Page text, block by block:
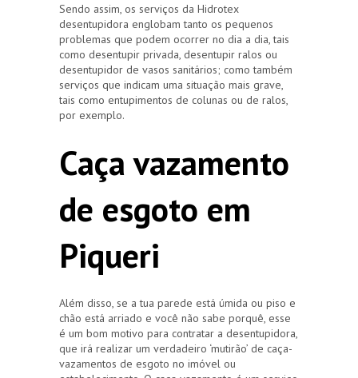
Sendo assim, os serviços da Hidrotex
desentupidora englobam tanto os pequenos
problemas que podem ocorrer no dia a dia, tais
como desentupir privada, desentupir ralos ou
desentupidor de vasos sanitários; como também
serviços que indicam uma situação mais grave,
tais como entupimentos de colunas ou de ralos,
por exemplo.
Caça vazamento
de esgoto em
Piqueri
Além disso, se a tua parede está úmida ou piso e
chão está arriado e você não sabe porquê, esse
é um bom motivo para contratar a desentupidora,
que irá realizar um verdadeiro ‘mutirão’ de caça-
vazamentos de esgoto no imóvel ou